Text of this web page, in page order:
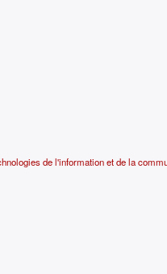
de l'information et de la